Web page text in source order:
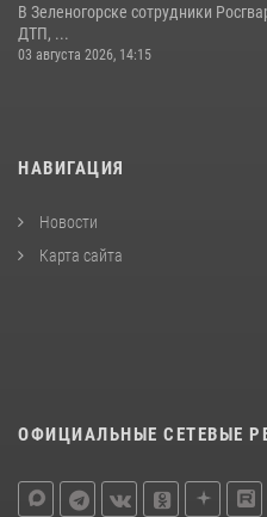
В Зеленогорске сотрудники
ДТП, ...
03 августа 2026, 14:15
НАВИГАЦИЯ
Новости
Карта сайта
ОФИЦИАЛЬНЫЕ СЕТЕВЫЕ